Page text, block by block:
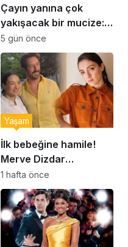
Çayın yanına çok
yakışacak bir mucize:
Brownie tadında ıslak
kurabiye tarifi…
5 gün önce
İlk bebeğine hamile!
Merve Dizdar
sessizliğini bozdu: ‘İsim
bulmak çok zor’
Yaşam
1 hafta önce